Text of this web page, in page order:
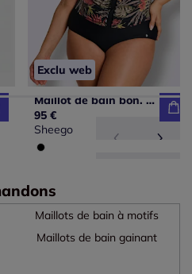
Exclu web
Maillot de bain bon. b, c, d, e, f
95 €
Sheego
Maillots de bain à motifs
Maillots de bain gainant